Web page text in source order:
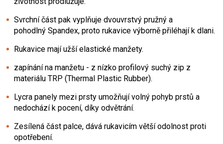
Svrchní část pak vyplňuje dvouvrstvý pružný a
pohodlný Spandex, proto rukavice výborně přiléhají k dlani.
Rukavice mají užší elastické manžety.
zapínání na manžetu - z nízko profilový suchý zip z
materiálu TRP (Thermal Plastic Rubber).
Lycra panely mezi prsty umožňují volný pohyb prstů a
nedochází k pocení, díky odvětrání.
Zesílená část palce, dává rukavicím větší odolnost proti
opotřebení.